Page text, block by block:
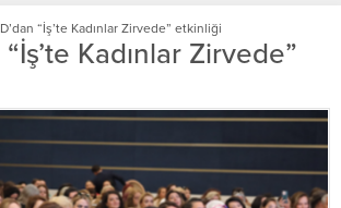
“İş’te Kadınlar Zirvede” etkinliği
Kadınlar Zirvede”